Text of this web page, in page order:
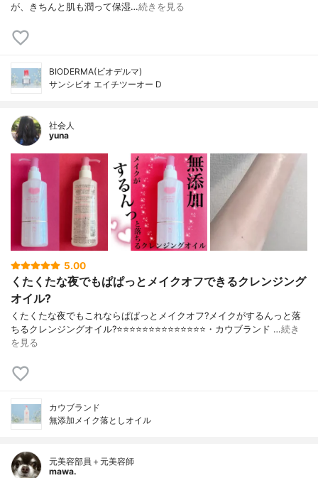
が、きちんと肌も潤って保湿…続きを見る
BIODERMA(ビオデルマ)
サンシビオ エイチツーオー D
社会人
yuna
5.00
くたくたな夜でもぱぱっとメイクオフできるクレンジング
オイル?
くたくたな夜でもこれならぱぱっとメイクオフ?メイクがするんっと落
ちるクレンジングオイル?⭐️⭐️⭐️⭐️⭐️⭐️⭐️⭐️⭐️⭐️⭐️⭐️⭐️⭐️・カウブランド …続き
を見る
カウブランド
無添加メイク落としオイル
元美容部員＋元美容師
mawa.